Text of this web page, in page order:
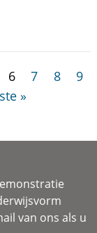
6 7 8
9
»
van ons als u